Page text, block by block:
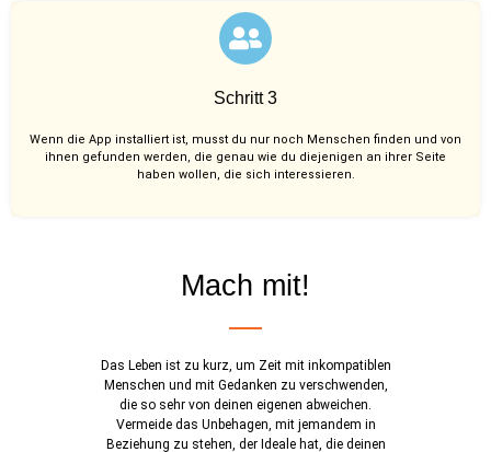
Schritt 3
Wenn die App installiert ist, musst du nur noch Menschen finden und von
ihnen gefunden werden, die genau wie du diejenigen an ihrer Seite
haben wollen, die sich interessieren.
Mach mit!
Das Leben ist zu kurz, um Zeit mit inkompatiblen
Menschen und mit Gedanken zu verschwenden,
die so sehr von deinen eigenen abweichen.
Vermeide das Unbehagen, mit jemandem in
Beziehung zu stehen, der Ideale hat, die deinen